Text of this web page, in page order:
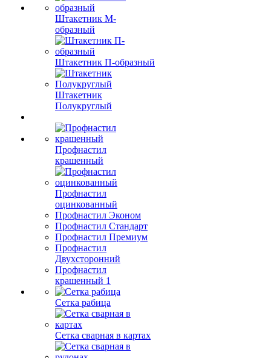
Штакетник М-
образный
Штакетник П-образный
Штакетник
Полукруглый
Профнастил
крашенный
Профнастил
оцинкованный
Профнастил Эконом
Профнастил Стандарт
Профнастил Премиум
Профнастил
Двухсторонний
Профнастил
крашенный 1
Сетка рабица
Сетка сварная в картах